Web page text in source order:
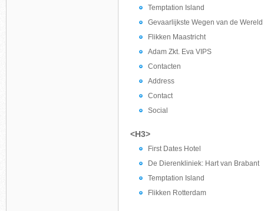
Temptation Island
Gevaarlijkste Wegen van de Wereld
Flikken Maastricht
Adam Zkt. Eva VIPS
Contacten
Address
Contact
Social
<H3>
First Dates Hotel
De Dierenkliniek: Hart van Brabant
Temptation Island
Flikken Rotterdam